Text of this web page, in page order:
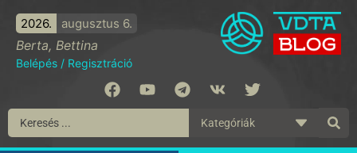
2026. augusztus 6.
Berta, Bettina
Belépés / Regisztráció